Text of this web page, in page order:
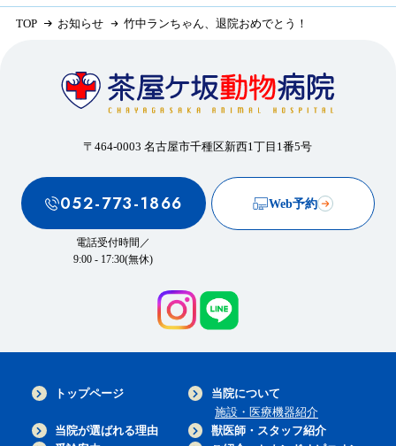
TOP お知らせ 竹中ランちゃん、退院おめでとう！
〒464-0003 名古屋市千種区新西1丁目1番5号
052-773-1866
電話受付時間／
9:00 - 17:30(無休)
Web予約
トップページ
当院について
施設・医療機器紹介
当院が選ばれる理由
獣医師・スタッフ紹介